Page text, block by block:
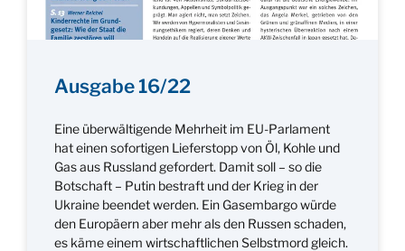
Ausgabe 16/22
Eine überwältigende Mehrheit im EU-Parlament
hat einen sofortigen Lieferstopp von Öl, Kohle und
Gas aus Russland gefordert. Damit soll – so die
Botschaft – Putin bestraft und der Krieg in der
Ukraine beendet werden. Ein Gasembargo würde
den Europäern aber mehr als den Russen schaden,
es käme einem wirtschaftlichen Selbstmord gleich.